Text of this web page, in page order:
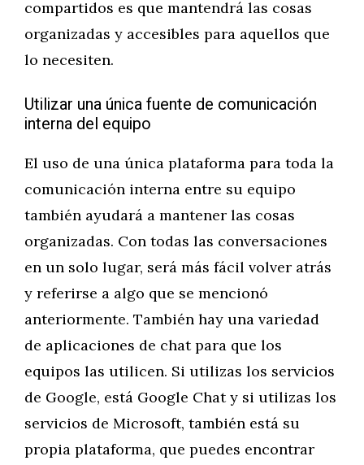
compartidos es que mantendrá las cosas
organizadas y accesibles para aquellos que
lo necesiten.
Utilizar una única fuente de comunicación
interna del equipo
El uso de una única plataforma para toda la
comunicación interna entre su equipo
también ayudará a mantener las cosas
organizadas. Con todas las conversaciones
en un solo lugar, será más fácil volver atrás
y referirse a algo que se mencionó
anteriormente. También hay una variedad
de aplicaciones de chat para que los
equipos las utilicen. Si utilizas los servicios
de Google, está Google Chat y si utilizas los
servicios de Microsoft, también está su
propia plataforma, que puedes encontrar